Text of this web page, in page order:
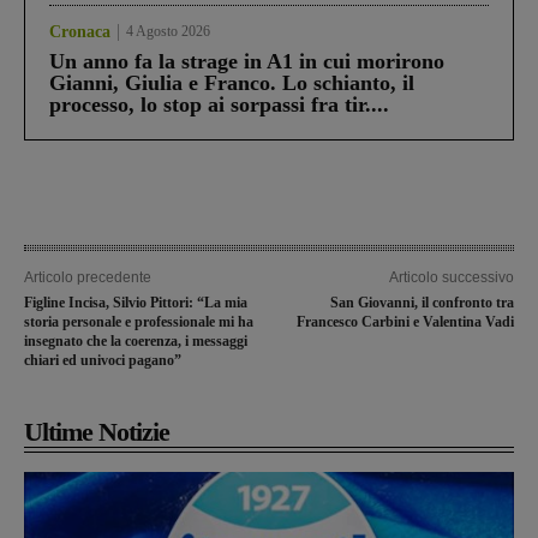
Cronaca 4 Agosto 2026
Un anno fa la strage in A1 in cui morirono
Gianni, Giulia e Franco. Lo schianto, il
processo, lo stop ai sorpassi fra tir....
Articolo precedente
Figline Incisa, Silvio Pittori: “La mia
storia personale e professionale mi ha
insegnato che la coerenza, i messaggi
chiari ed univoci pagano”
Articolo successivo
San Giovanni, il confronto tra
Francesco Carbini e Valentina Vadi
Ultime Notizie